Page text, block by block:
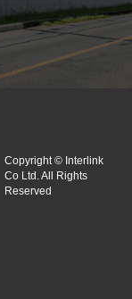
Copyright © Interlink
Co Ltd. All Rights
Reserved